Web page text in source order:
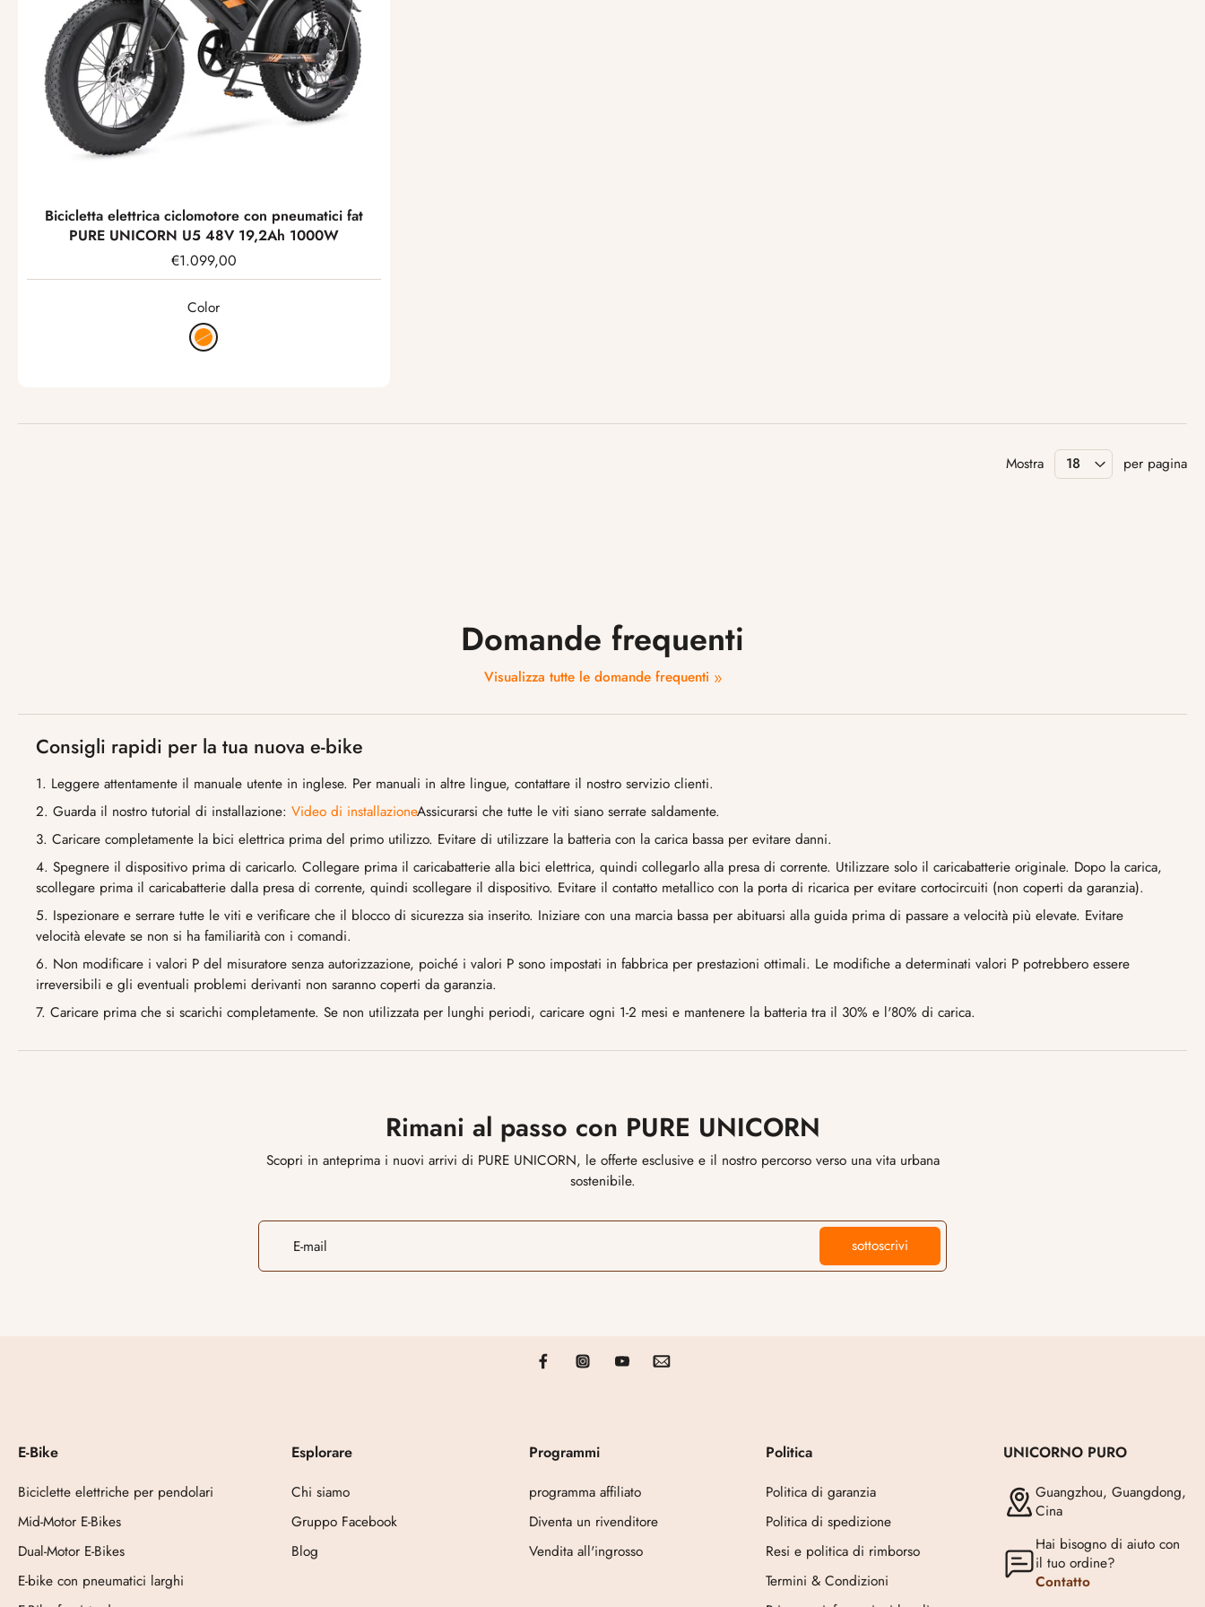
Bicicletta elettrica ciclomotore con pneumatici fat
PURE UNICORN U5 48V 19,2Ah 1000W
€1.099,00
Color
Mostra per pagina
Domande frequenti
Visualizza tutte le domande frequenti
Consigli rapidi per la tua nuova e-bike
1. Leggere attentamente il manuale utente in inglese. Per manuali in altre lingue, contattare il nostro servizio clienti.
2. Guarda il nostro tutorial di installazione: Video di installazioneAssicurarsi che tutte le viti siano serrate saldamente.
3. Caricare completamente la bici elettrica prima del primo utilizzo. Evitare di utilizzare la batteria con la carica bassa per evitare danni.
4. Spegnere il dispositivo prima di caricarlo. Collegare prima il caricabatterie alla bici elettrica, quindi collegarlo alla presa di corrente. Utilizzare solo il caricabatterie originale. Dopo la carica,
scollegare prima il caricabatterie dalla presa di corrente, quindi scollegare il dispositivo. Evitare il contatto metallico con la porta di ricarica per evitare cortocircuiti (non coperti da garanzia).
5. Ispezionare e serrare tutte le viti e verificare che il blocco di sicurezza sia inserito. Iniziare con una marcia bassa per abituarsi alla guida prima di passare a velocità più elevate. Evitare
velocità elevate se non si ha familiarità con i comandi.
6. Non modificare i valori P del misuratore senza autorizzazione, poiché i valori P sono impostati in fabbrica per prestazioni ottimali. Le modifiche a determinati valori P potrebbero essere
irreversibili e gli eventuali problemi derivanti non saranno coperti da garanzia.
7. Caricare prima che si scarichi completamente. Se non utilizzata per lunghi periodi, caricare ogni 1-2 mesi e mantenere la batteria tra il 30% e l'80% di carica.
Rimani al passo con PURE UNICORN
Scopri in anteprima i nuovi arrivi di PURE UNICORN, le offerte esclusive e il nostro percorso verso una vita urbana
sostenibile.
E-mail sottoscrivi
E-Bike
Biciclette elettriche per pendolari
Mid-Motor E-Bikes
Dual-Motor E-Bikes
E-bike con pneumatici larghi
Esplorare
Chi siamo
Gruppo Facebook
Blog
Programmi
programma affiliato
Diventa un rivenditore
Vendita all'ingrosso
Politica
Politica di garanzia
Politica di spedizione
Resi e politica di rimborso
Termini & Condizioni
UNICORNO PURO
Guangzhou, Guangdong,
Cina
Hai bisogno di aiuto con
il tuo ordine?
Contatto